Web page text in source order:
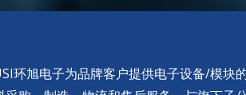
环旭电子为品牌客户提供电子设备/模块